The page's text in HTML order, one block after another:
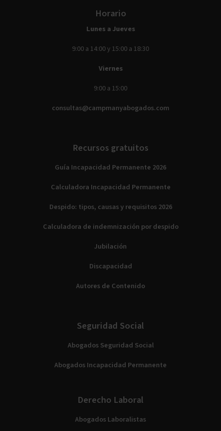
Horario
Lunes a Jueves
9:00 a 14:00 y 15:00 a 18:30
Viernes
9:00 a 15:00
consultas@campmanyabogados.com
Recursos gratuitos
Guía Incapacidad Permanente 2026
Calculadora Incapacidad Permanente
Despido: tipos, causas y requisitos 2026
Calculadora de indemnización por despido
Jubilación
Discapacidad
Autores de Contenido
Seguridad Social
Abogados Seguridad Social
Abogados Incapacidad Permanente
Derecho Laboral
Abogados Laboralistas